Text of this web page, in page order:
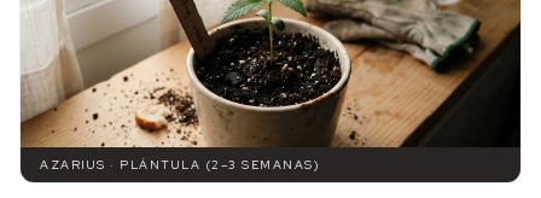
AZARIUS · PLÁNTULA (2–3 SEMANAS)